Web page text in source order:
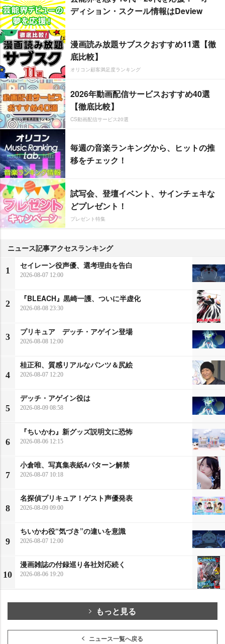
ディション・スクール情報はDeview
漫画読み放題サブスクおすすめ11選【徹
底比較】
オリコン顧客満足度ランキング
2026年動画配信サービスおすすめ40選
【徹底比較】
CS動画配信サービス20選
毎週の音楽ランキングから、ヒットの推
移をチェック！
試写会、登壇イベント、サインチェキな
どプレゼント！
プレゼント特集
ニュース記事アクセスランキング
1
セイレーン役声優、選考理由を告白
2026-08-07 12:00
2
『BLEACH』黒崎一護、ついに半虚化
2026-08-08 23:30
3
プリキュア デッチ・アゲイン登場
2026-08-08 12:00
4
桂正和、質感リアルなパンツ＆尻絵
2026-08-07 12:20
5
デッチ・アゲイン役は
2026-08-09 08:58
6
『ちいかわ』新グッズ説明文に恐怖
2026-08-06 12:15
7
小倉唯、写真集表紙4パターン解禁
2026-08-07 10:18
8
名探偵プリキュア！ゲスト声優発表
2026-08-09 09:00
9
ちいかわ役“気づき”の違いを意識
2026-08-07 12:00
10
漫画雑誌の付録巡り各社対応続く
2026-08-06 19:20
もっと見る
ニュース一覧へ戻る